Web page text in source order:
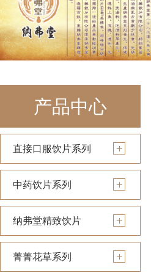
产品中心
直接口服饮片系列
中药饮片系列
纳弗堂精致饮片
菁菁花草系列